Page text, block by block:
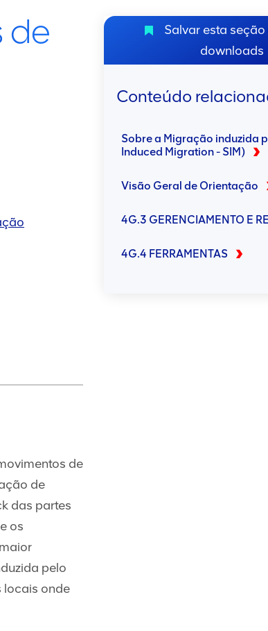
de
Salvar esta
downloads
Conteúdo
Sobre a Migração induzida
Induced Migration - SIM)
Visão Geral de Orientação
4G.3 GERENCIAMENTO E
4G.4 FERRAMENTAS
de
de
das partes
os
pelo
locais onde